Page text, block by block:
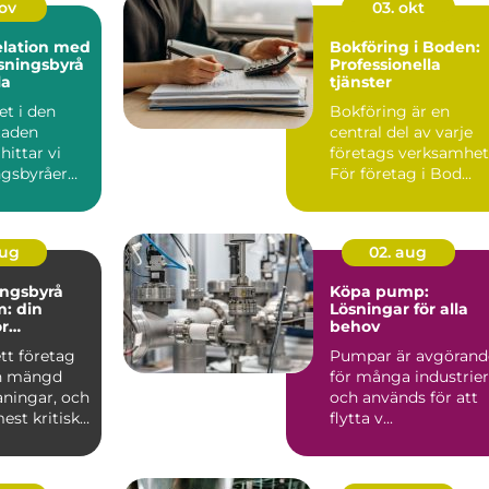
med
i den
hittar vi
03. okt
Bokföring i Boden:
Professionella
tjänster
Bokföring är en
central del av varje
företags
För företag i Bod...
din
företag
mängd
och
kritiska
02. aug
Köpa pump:
Lösningar för alla
behov
Pumpar är
för många industrier
och används för att
flytta v...